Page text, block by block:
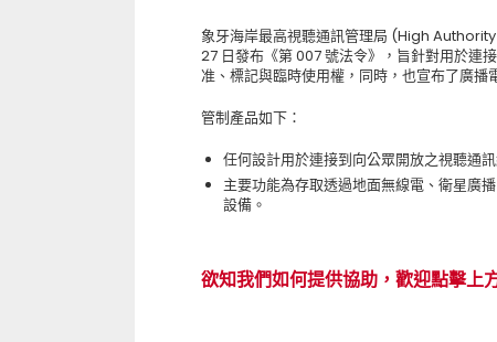
象牙海岸最高視聽通訊管理局 (High
27 日發布《第 007 號法令》，旨針對用於連
准、標記與臨時使用權，同時，也宣布了廣播
管制產品如下：
任何設計用於連接到向公眾開放之視聽通
主要功能為存取透過地面無線電、衛星廣
設備。
欲知我們如何提供協助，歡迎點擊上